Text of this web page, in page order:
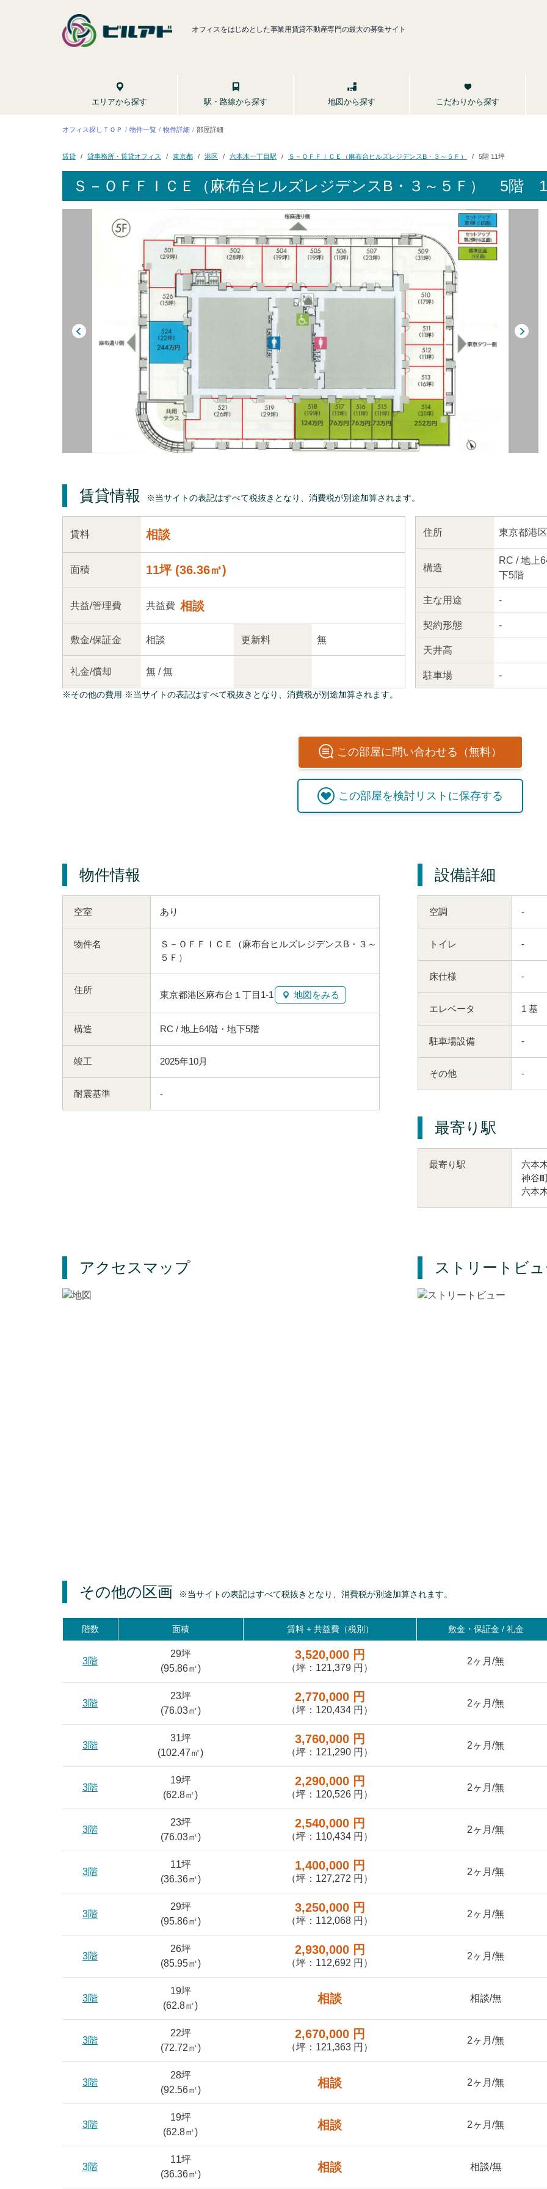
オフィスをはじめとした事業用賃貸不動産専門の最大の募集サイト
エリアから探す 駅・路線から探す 地図から探す こだわりから探す
オフィス探しＴＯＰ 物件一覧 物件詳細 部屋詳細
賃貸 貸事務所・賃貸オフィス 東京都 港区 六本木一丁目駅 Ｓ－ＯＦＦＩＣＥ（麻布台ヒルズレジデンスB・３～５Ｆ） 5階 11坪
Ｓ－ＯＦＦＩＣＥ（麻布台ヒルズレジデンスB・３～５Ｆ） 5階
賃貸情報 ※当サイトの表記はすべて税抜きとなり、消費税が別途加算されます。
賃料 相談
面積 11坪 (36.36㎡)
共益/管理費 共益費 相談
敷金/保証金 相談 更新料 無
礼金/償却 無 /無
住所 東京都港
構造
RC / 地上
下5階
主な用途 -
契約形態 -
天井高
駐車場 -
※その他の費用 ※当サイトの表記はすべて税抜きとなり、消費税が別途加算されます。
この部屋に問い合わせる（無料）
この部屋を検討リストに保存する
物件情報
空室 あり
物件名
Ｓ－ＯＦＦＩＣＥ（麻布台ヒルズレジデンスB・３～
５Ｆ）
住所 東京都港区麻布台１丁目1-1 地図をみる
構造 RC / 地上64階・地下5階
竣工 2025年10月
耐震基準 -
設備詳細
空調 -
トイレ -
床仕様 -
エレベータ 1 基
駐車場設備 -
その他 -
最寄り駅
最寄り駅 六本
神谷
六本
アクセスマップ ストリートビ
その他の区画 ※当サイトの表記はすべて税抜きとなり、消費税が別途加算されます。
階数 面積 賃料 +共益費（税別） 敷金・保証金 / 礼金
3階
29坪
(95.86㎡)
3,520,000 円
（坪：121,379 円）
2ヶ月/無
3階
23坪
(76.03㎡)
2,770,000 円
（坪：120,434 円）
2ヶ月/無
3階
31坪
(102.47㎡)
3,760,000 円
（坪：121,290 円）
2ヶ月/無
3階
19坪
(62.8㎡)
2,290,000 円
（坪：120,526 円）
2ヶ月/無
3階
23坪
(76.03㎡)
2,540,000 円
（坪：110,434 円）
2ヶ月/無
3階
11坪
(36.36㎡)
1,400,000 円
（坪：127,272 円）
2ヶ月/無
3階
29坪
(95.86㎡)
3,250,000 円
（坪：112,068 円）
2ヶ月/無
3階
26坪
(85.95㎡)
2,930,000 円
（坪：112,692 円）
2ヶ月/無
3階
19坪
(62.8㎡)
相談 相談/無
3階
22坪
(72.72㎡)
2,670,000 円
（坪：121,363 円）
2ヶ月/無
3階
28坪
(92.56㎡)
相談 2ヶ月/無
3階
19坪
(62.8㎡)
相談 2ヶ月/無
3階
11坪
(36.36㎡)
相談 相談/無